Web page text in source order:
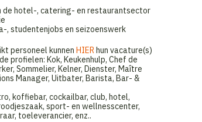
de hotel-, catering- en restaurantsector
, studentenjobs en seizoenswerk
personeel kunnen HIER hun vacature(s)
profielen: Kok, Keukenhulp, Chef de
Sommelier, Kelner, Dienster, Maître
Manager, Uitbater, Barista, Bar- &
koffiebar, cockailbar, club, hotel,
sport- en wellnesscenter,
toeleverancier, enz..